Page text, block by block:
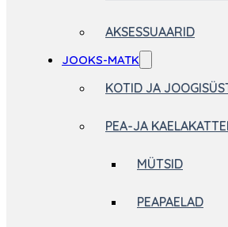
AKSESSUAARID
JOOKS-MATK
KOTID JA
PEA-JA
MÜTSID
PEAPAELAD